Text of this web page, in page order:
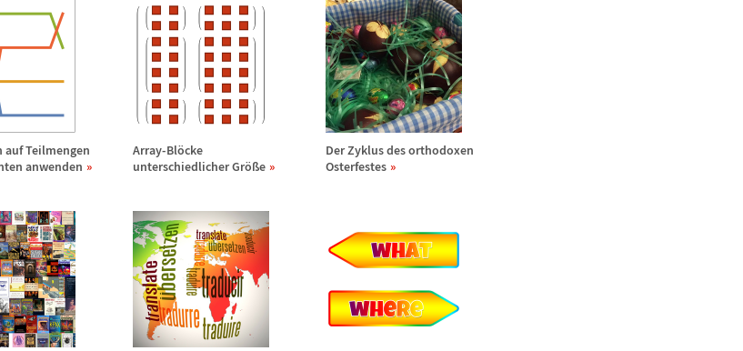
auf Teilmengen
anwenden
Array-Blöcke
unterschiedlicher Größe
Der Zyklus des orthodoxen
Osterfestes